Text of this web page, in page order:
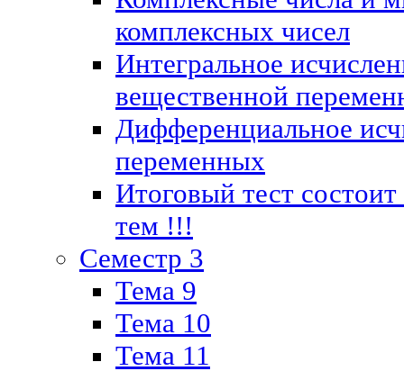
комплексных чисел
Интегральное
вещественной
Дифференциальное
переменных
Итоговый тест
тем !!!
Семестр 3
Тема 9
Тема 10
Тема 11